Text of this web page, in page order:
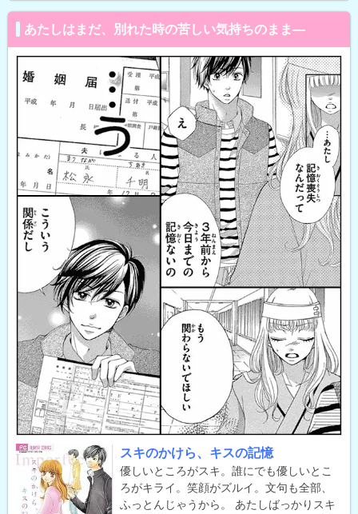
あたしはまだ、別れた時の苦しい気持ちのまま―
スキのかけら、キスの記憶
優しいところがスキ。誰にでも優しいとこ
ろがキライ。笑顔がズルイ。文句も全部、
ふっとんじゃうから。 あたしばっかりスキ